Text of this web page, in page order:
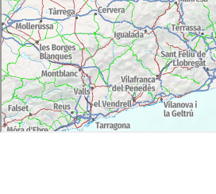
Idiomes disponibles:
Francès
Durada: 2 dies
Opcional:
Nit extra
Gestió de vols
Accessibilitat: Experiència